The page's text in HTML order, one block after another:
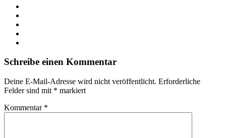
Schreibe einen Kommentar
Deine E-Mail-Adresse wird nicht veröffentlicht. Erforderliche
Felder sind mit * markiert
Kommentar *